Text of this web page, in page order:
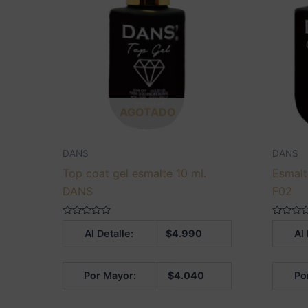
AGOTADO
DANS
Top coat gel esmalte 10 ml.
DANS
Al Detalle: $4.990
Por Mayor: $4.040
DANS
F02
Al